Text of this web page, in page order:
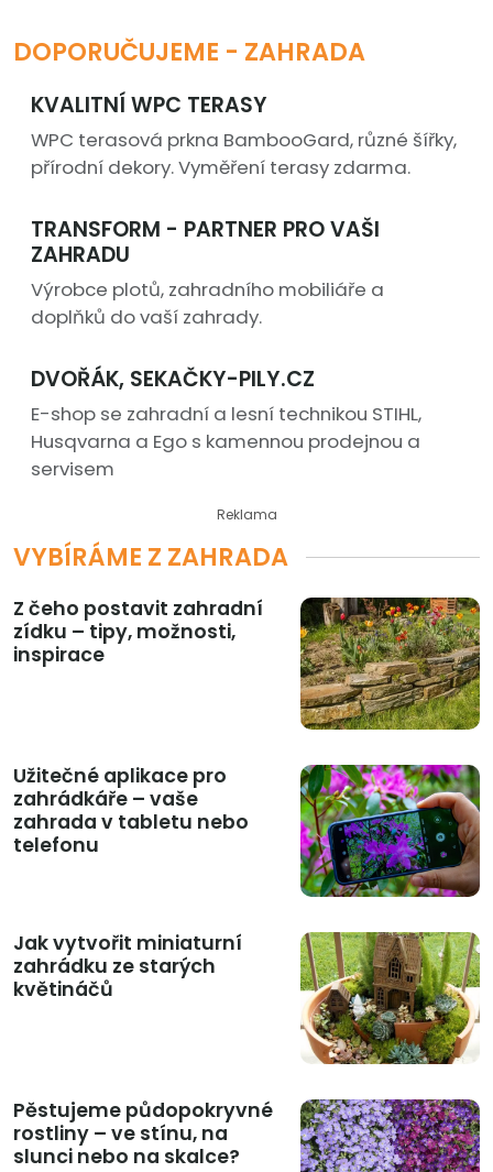
DOPORUČUJEME - ZAHRADA
KVALITNÍ WPC TERASY
WPC terasová prkna BambooGard, různé šířky,
přírodní dekory. Vyměření terasy zdarma.
TRANSFORM - PARTNER PRO VAŠI
ZAHRADU
Výrobce plotů, zahradního mobiliáře a
doplňků do vaší zahrady.
DVOŘÁK, SEKAČKY-PILY.CZ
E-shop se zahradní a lesní technikou STIHL,
Husqvarna a Ego s kamennou prodejnou a
servisem
Reklama
VYBÍRÁME Z ZAHRADA
Z čeho postavit zahradní
zídku – tipy, možnosti,
inspirace
Užitečné aplikace pro
zahrádkáře – vaše
zahrada v tabletu nebo
telefonu
Jak vytvořit miniaturní
zahrádku ze starých
květináčů
Pěstujeme půdopokryvné
rostliny – ve stínu, na
slunci nebo na skalce?